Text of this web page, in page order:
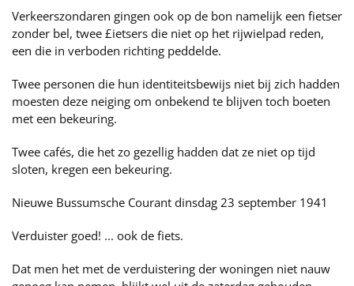
Verkeerszondaren gingen ook op de bon namelijk een fietser
zonder bel, twee £ietsers die niet op het rijwielpad reden,
een die in verboden richting peddelde.
Twee personen die hun identiteitsbewijs niet bij zich hadden
moesten deze neiging om onbekend te blijven toch boeten
met een bekeuring.
Twee cafés, die het zo gezellig hadden dat ze niet op tijd
sloten, kregen een bekeuring.
Nieuwe Bussumsche Courant dinsdag 23 september 1941
Verduister goed! ... ook de fiets.
Dat men het met de verduistering der woningen niet nauw